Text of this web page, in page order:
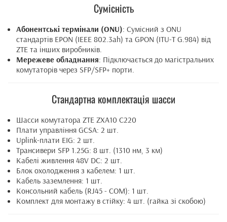
Сумісність
Абонентські термінали (ONU): Сумісний з ONU
стандартів EPON (IEEE 802.3ah) та GPON (ITU-T G.984) від
ZTE та інших виробників.
Мережеве обладнання: Підключається до магістральних
комутаторів через SFP/SFP+ порти.
Стандартна комплектація шасси
Шасси комутатора ZTE ZXA10 C220
Плати управління GCSA: 2 шт.
Uplink-плати EIG: 2 шт.
Трансивери SFP 1.25G: 8 шт. (1310 нм, 3 км)
Кабелі живлення 48V DC: 2 шт.
Блок охолодження з кабелем: 1 шт.
Кабель заземлення: 1 шт.
Консольний кабель (RJ45 - COM): 1 шт.
Комплект для монтажу в стійку: 4 шт. (гайка зі скобою)